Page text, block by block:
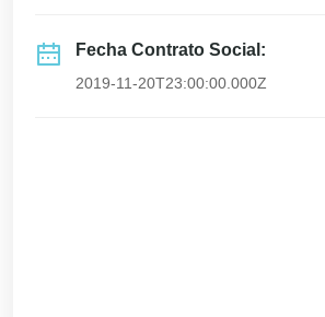
Fecha Contrato Social:
2019-11-20T23:00:00.000Z